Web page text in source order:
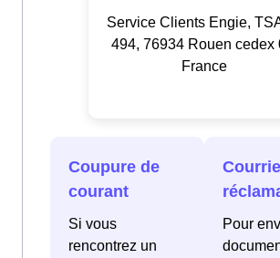
Service Clients Engie,
494, 76934 Rouen cedex
France
Coupure de
courant
Si vous
rencontrez un
Pour